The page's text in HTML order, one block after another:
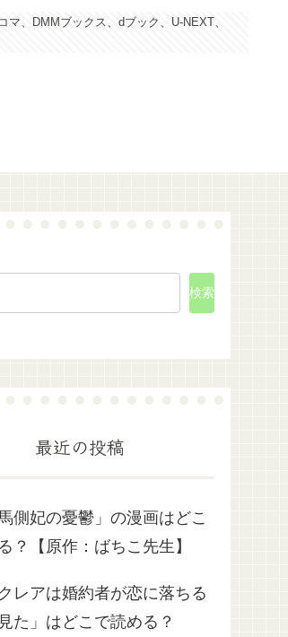
、DMMブックス、dブック、U-NEXT、
検索
最近の投稿
馬側妃の憂鬱」の漫画はどこ
？【原作：ばちこ先生】
レアは婚約者が恋に落ちる
た」はどこで読める？